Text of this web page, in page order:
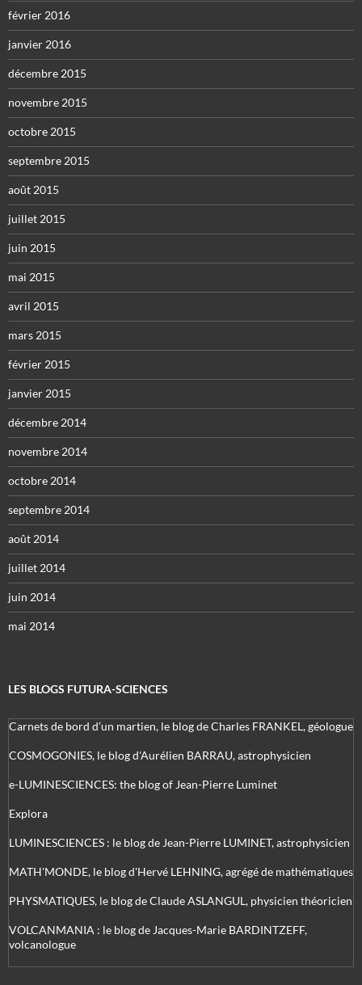
février 2016
janvier 2016
décembre 2015
novembre 2015
octobre 2015
septembre 2015
août 2015
juillet 2015
juin 2015
mai 2015
avril 2015
mars 2015
février 2015
janvier 2015
décembre 2014
novembre 2014
octobre 2014
septembre 2014
août 2014
juillet 2014
juin 2014
mai 2014
LES BLOGS FUTURA-SCIENCES
Carnets de bord d’un martien, le blog de Charles FRANKEL, géologue
COSMOGONIES, le blog d'Aurélien BARRAU, astrophysicien
e-LUMINESCIENCES: the blog of Jean-Pierre Luminet
Explora
LUMINESCIENCES : le blog de Jean-Pierre LUMINET, astrophysicien
MATH'MONDE, le blog d'Hervé LEHNING, agrégé de mathématiques
PHYSMATIQUES, le blog de Claude ASLANGUL, physicien théoricien
VOLCANMANIA : le blog de Jacques-Marie BARDINTZEFF,
volcanologue